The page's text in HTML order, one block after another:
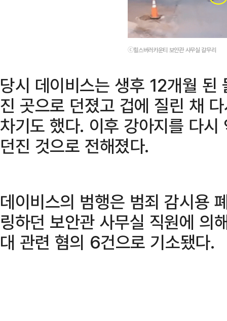
ⓒ힐스버러카운티 보안관 사무실 갈무리
당시 데이비스는 생후 12개월
진 곳으로 던졌고 겁에 질린 채
차기도 했다. 이후 강아지를 다
던진 것으로 전해졌다.
데이비스의 범행은 범죄 감시용
링하던 보안관 사무실 직원에 의
대 관련 혐의 6건으로 기소됐다.